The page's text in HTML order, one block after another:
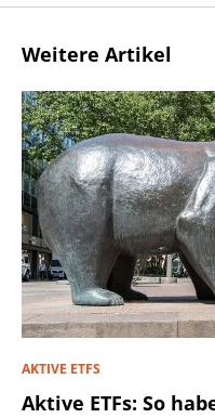
Weitere Artikel
AKTIVE ETFS
Aktive ETFs: So